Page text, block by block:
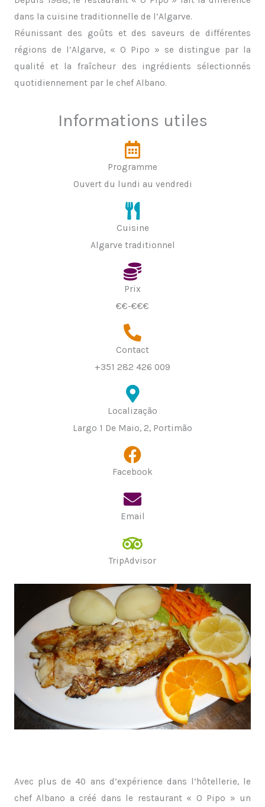
dans la cuisine traditionnelle de l’Algarve.
Réunissant des goûts et des saveurs de différentes
régions de l’Algarve, « O Pipo » se distingue par la
qualité et la fraîcheur des ingrédients sélectionnés
quotidiennement par le chef Albano.
Informations utiles
Programme
Ouvert du lundi au vendredi
Cuisine
Algarve traditionnel
Prix
€€-€€€
Contact
+351 282 426 009
Localização
Largo 1 De Maio, 2, Portimão
Facebook
Email
TripAdvisor
Avec plus de 40 ans d’expérience dans l’hôtellerie, le
chef Albano a créé dans le restaurant « O Pipo » un